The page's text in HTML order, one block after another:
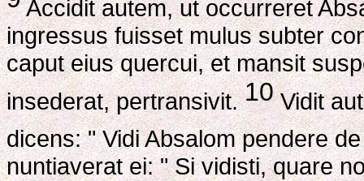
Accidit autem, ut occurreret
ingressus fuisset mulus subter
caput eius quercui, et mansit
insederat, pertransivit.10Vidit
dicens: " Vidi Absalom pendere
nuntiaverat ei: " Si vidisti, quare